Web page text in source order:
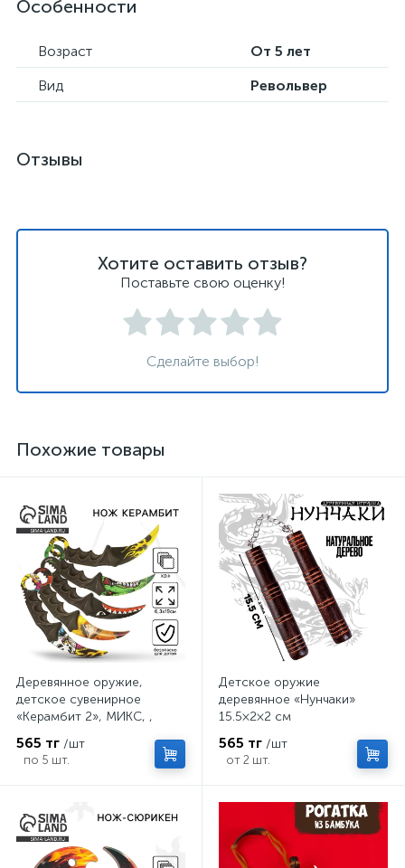
Особенности
Возраст
От 5 лет
Вид
Револьвер
Отзывы
Хотите оставить отзыв?
Поставьте свою оценку!
Сделайте выбор!
Похожие товары
Деревянное оружие,
детское сувенирное
«Керамбит 2», МИКС, ,
565 тг /шт
по 5 шт.
Детское оружие
деревянное «Нунчаки»
15.5×2×2 см
565 тг /шт
от 2 шт.